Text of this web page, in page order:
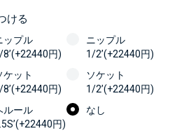
ける
ップル
円)
ニップル
1/2’(+22440円)
ケット
円)
ソケット
1/2’(+22440円)
ルール
円)
なし